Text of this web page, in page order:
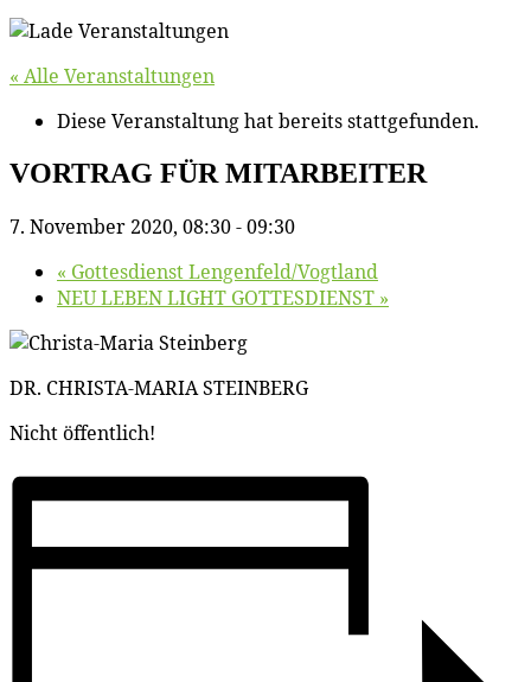
« Alle Veranstaltungen
Diese Veranstaltung hat bereits stattgefunden.
VORTRAG FÜR MITARBEITER
7. November 2020, 08:30-09:30
« Got­tes­dienst Lengenfeld/​Vogtland
NEU LEBEN LIGHT GOTTESDIENST »
DR. CHRISTA-MARIA STEINBERG
Nicht öf­fent­lich!